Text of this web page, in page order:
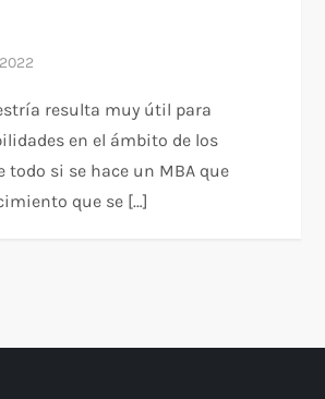
resulta muy útil para
en el ámbito de los
todo si se hace un MBA que
que se […]